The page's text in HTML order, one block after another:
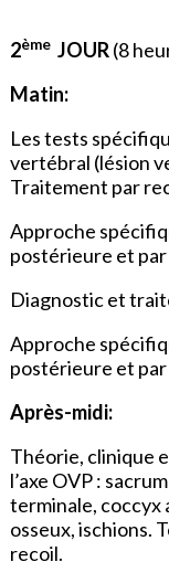
2èmeJOUR(8
Matin:
Les tests
vertébral (lésion
Traitement par
Approche
postérieure et
Diagnostic et
Approche
postérieure et
Après-midi:
Théorie, clinique
l’axe OVP :
terminale,
osseux, ischions.
recoil.